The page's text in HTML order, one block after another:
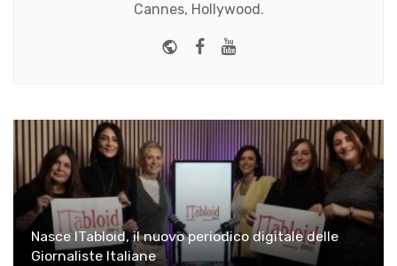
Cannes, Hollywood.
Website
Facebook
Youtube
Nasce ITabloid, il nuovo periodico digitale delle
Giornaliste Italiane